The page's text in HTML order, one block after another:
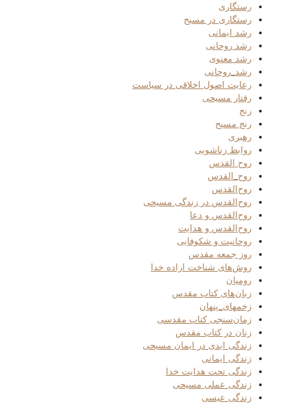
رستگاری
رستگاری در مسیح
رشد ایمانی
رشد روحانی
رشد معنوی
رشد_روحانی
رعایت اصول اخلاقی در سیاست
رفتار مسیحی
رنج
رنج مسیح
رهبری
روابط زناشویی
روح القدس
روح_القدس
روح‌القدس
روح‌القدس در زندگی مسیحی
روح‌القدس و دعا
روح‌القدس و هدایت
روحانیت و شکوفایی
روز جمعه مقدس
روش‌های شناخت اراده خدا
رومیان
زبان‌های کتاب مقدس
زخمهای_پنهان
زمان‌سنجی کتاب مقدسی
زنان در کتاب مقدس
زندگی ابدی در ایمان مسیحی
زندگی ایمانی
زندگی تحت هدایت خدا
زندگی عملی مسیحی
زندگی عیسی